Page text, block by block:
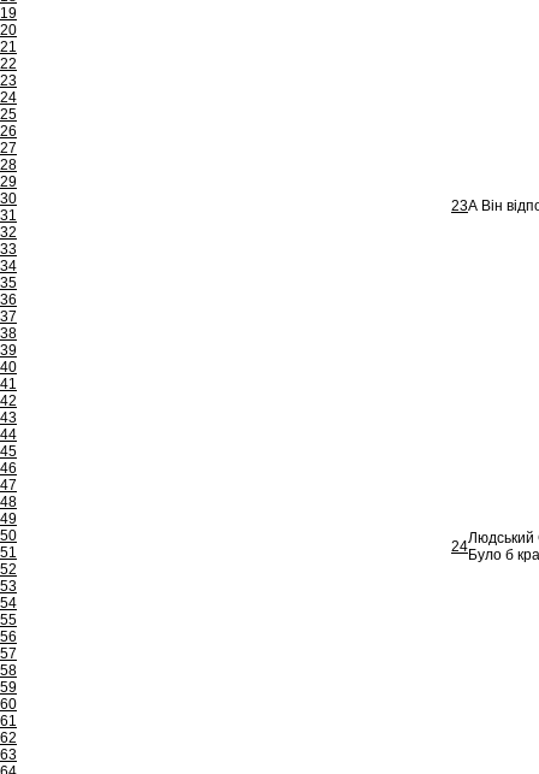
19
20
21
22
23
24
25
26
27
28
29
30
31
32
33
34
35
36
37
38
39
40
41
42
43
44
45
46
47
48
49
50
51
52
53
54
55
56
57
58
59
60
61
62
63
23А Він
24Людський
Було б